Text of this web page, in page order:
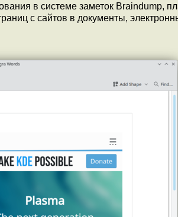
в системе заметок Braindump,
с сайтов в документы,